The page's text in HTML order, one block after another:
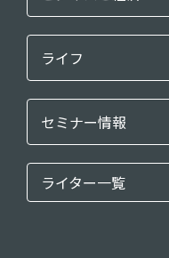
ライフ
セミナー情報
ライター一覧